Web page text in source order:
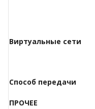
Виртуальные сети
Способ передачи
ПРОЧЕЕ